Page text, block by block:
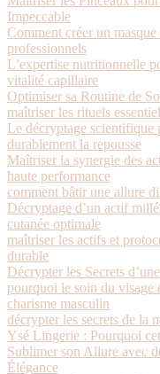
Impeccable
Comment créer un
professionnels
L’expertise nutritionnelle
vitalité capillaire
Optimiser sa Routine de
maîtriser les rituels
Le décryptage scientifique
durablement la repousse
Maîtriser la synergie des
haute performance
comment bâtir une allure
Décryptage d’un actif
cutanée optimale
maîtriser les actifs et
durable
Décrypter les Secrets
pourquoi le soin du visage
charisme masculin
décrypter les secrets de la
Ysé Lingerie : Pourquoi
Sublimer son Allure avec
Élégance